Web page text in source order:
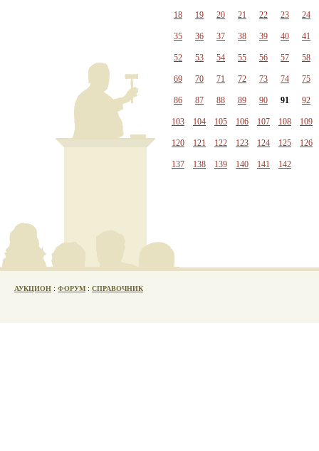
18 19 20 21 22 23 24
35 36 37 38 39 40 41
52 53 54 55 56 57 58
69 70 71 72 73 74 75
86 87 88 89 90 91 92
103 104 105 106 107 108 109
120 121 122 123 124 125 126
137 138 139 140 141 142
АУКЦИОН : ФОРУМ : СПРАВОЧНИК